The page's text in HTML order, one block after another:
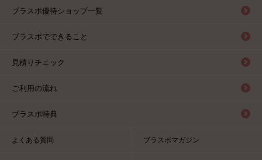
ブラスポ優待ショップ一覧
ブラスポでできること
見積りチェック
ご利用の流れ
ブラスポ特典
よくある質問 ブラスポマガジン